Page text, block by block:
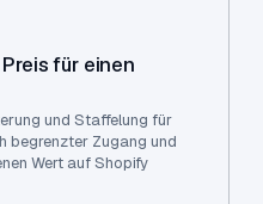
für einen
und Staffelung für
begrenzter Zugang und
Wert auf Shopify